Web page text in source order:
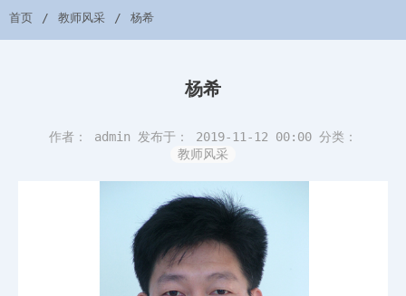
首页 教师风采 杨希
杨希
作者： admin 发布于： 2019-11-12 00:00 分类：
教师风采